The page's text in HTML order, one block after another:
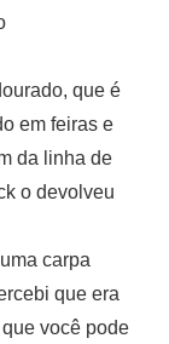
que é
em feiras e
da linha de
o devolveu
carpa
que era
você pode